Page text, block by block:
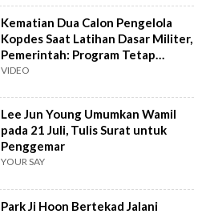
Kematian Dua Calon Pengelola
Kopdes Saat Latihan Dasar Militer,
Pemerintah: Program Tetap
Lanjut
VIDEO
Lee Jun Young Umumkan Wamil
pada 21 Juli, Tulis Surat untuk
Penggemar
YOUR SAY
Park Ji Hoon Bertekad Jalani